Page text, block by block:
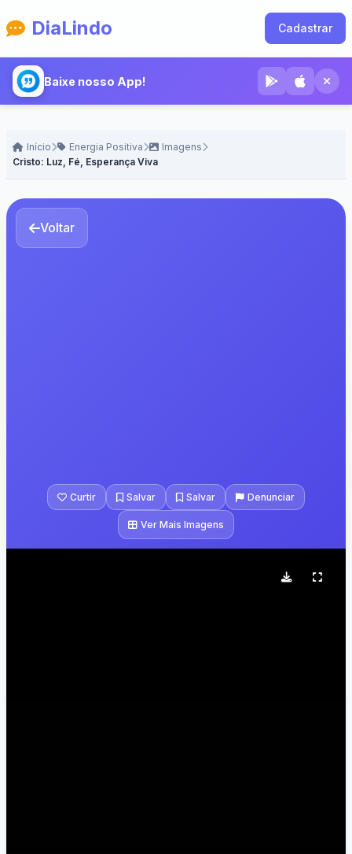
DiaLindo Cadastrar
Baixe nosso App!
Início Energia Positiva
Imagens
Cristo: Luz, Fé, Esperança Viva
Voltar
Curtir Salvar Salvar Denunciar
Ver Mais Imagens